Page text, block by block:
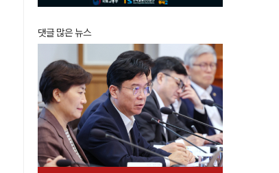
댓글 많은 뉴스